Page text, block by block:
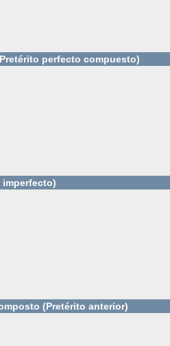
perfecto compuesto)
imperfecto)
(Pretérito anterior)